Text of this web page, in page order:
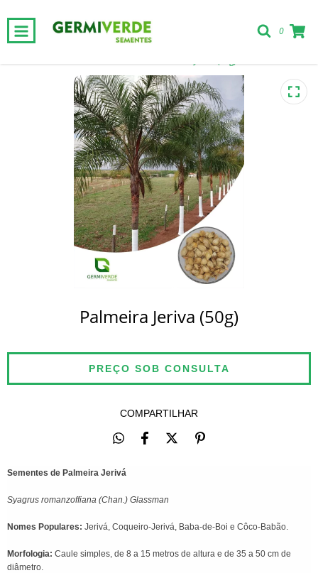
0
Palmeira Jeriva (50g)
COMPARTILHAR
Sementes de Palmeira Jerivá
Syagrus romanzoffiana (Chan.) Glassman
Nomes Populares: Jerivá, Coqueiro-Jerivá, Baba-de-Boi e Côco-Babão.
Morfologia: Caule simples, de 8 a 15 metros de altura e de 35 a 50 cm de
diâmetro.